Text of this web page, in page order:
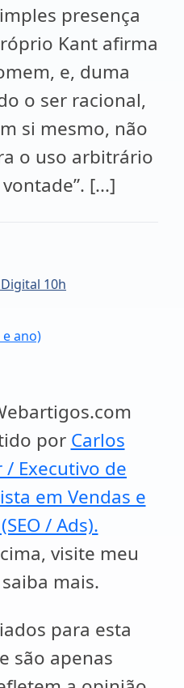
presença
Kant afirma
e, duma
o ser racional,
si mesmo, não
o uso arbitrário
[...]
10h
ano)
por Carlos
/ Executivo de
em Vendas e
/ Ads).
visite meu
mais.
para esta
são apenas